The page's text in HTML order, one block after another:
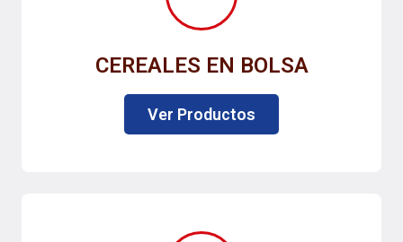
CEREALES EN BOLSA
Ver Productos